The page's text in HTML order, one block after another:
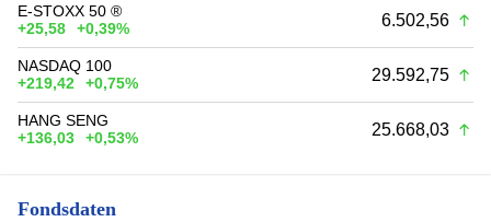
E-STOXX 50 ®
+25,58
+0,39% 6.502,56
NASDAQ 100
+219,42
+0,75% 29.592,75
HANG SENG
+136,03
+0,53% 25.668,03
Fondsdaten